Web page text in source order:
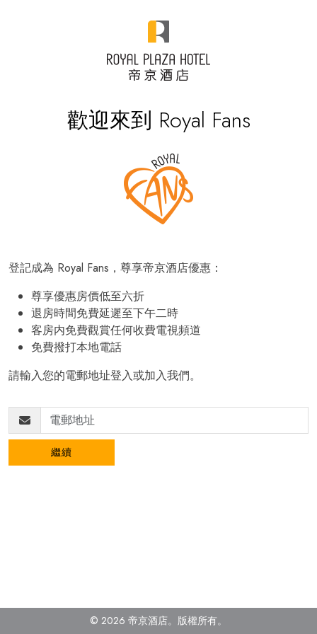
歡迎來到 Royal Fans
登記成為 Royal Fans，尊享帝京酒店優惠：
尊享優惠房價低至六折
退房時間免費延遲至下午二時
客房内免費觀賞任何收費電視頻道
免費撥打本地電話
請輸入您的電郵地址登入或加入我們。
繼續
© 2026 帝京酒店。 版權所有。